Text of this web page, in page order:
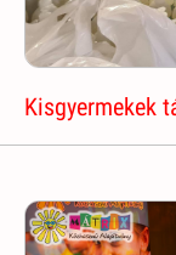
Kisgyermekek